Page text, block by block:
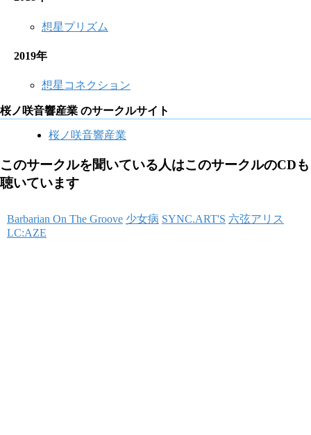
想星プリズム
2019年
想星コネクション
桜ノ咲音響産業 のサークルサイト
桜ノ咲音響産業
このサークルを聞いている人はこのサークルのCDも
聴いています
Barbarian On The Groove 少女病 SYNC.ART'S 六弦アリス
LC:AZE